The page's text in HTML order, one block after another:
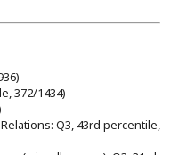
372/1434)
Q3, 43rd percentile,